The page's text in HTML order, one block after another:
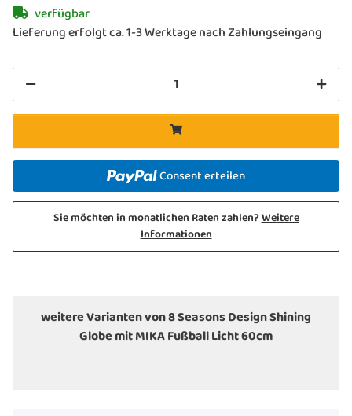
verfügbar
Lieferung erfolgt ca. 1-3 Werktage nach Zahlungseingang
Consent erteilen
Sie möchten in monatlichen Raten zahlen?Weitere
Informationen
weitere Varianten von 8 Seasons Design Shining
Globe mit MIKA Fußball Licht 60cm